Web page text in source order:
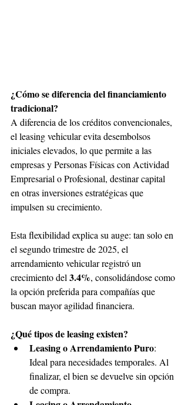
¿Cómo se diferencia del financiamiento
tradicional?
A diferencia de los créditos convencionales,
el leasing vehicular evita desembolsos
iniciales elevados, lo que permite a las
empresas y Personas Físicas con Actividad
Empresarial o Profesional, destinar capital
en otras inversiones estratégicas que
impulsen su crecimiento.
Esta flexibilidad explica su auge: tan solo en
el segundo trimestre de 2025, el
arrendamiento vehicular registró un
crecimiento del 3.4%, consolidándose como
la opción preferida para compañías que
buscan mayor agilidad financiera.
¿Qué tipos de leasing existen?
Leasing o Arrendamiento Puro:
Ideal para necesidades temporales. Al
finalizar, el bien se devuelve sin opción
de compra.